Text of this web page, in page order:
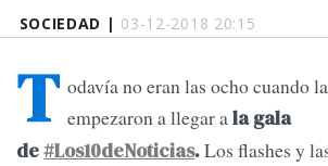
SOCIEDAD | 03-12-2018 20:15
T odavía no eran las ocho cuando
empezaron a llegar ala gala
de#Los10deNoticias.Los flashes y